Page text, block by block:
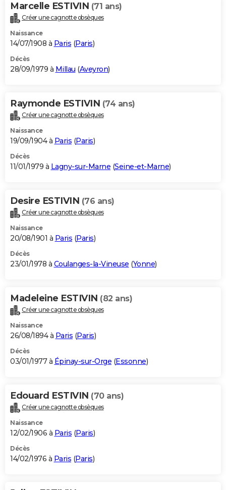
Marcelle ESTIVIN (71 ans)
Créer une cagnotte obsèques
Naissance
14/07/1908 à Paris (Paris)
Décès
28/09/1979 à Millau (Aveyron)
Raymonde ESTIVIN (74 ans)
Créer une cagnotte obsèques
Naissance
19/09/1904 à Paris (Paris)
Décès
11/01/1979 à Lagny-sur-Marne (Seine-et-Marne)
Desire ESTIVIN (76 ans)
Créer une cagnotte obsèques
Naissance
20/08/1901 à Paris (Paris)
Décès
23/01/1978 à Coulanges-la-Vineuse (Yonne)
Madeleine ESTIVIN (82 ans)
Créer une cagnotte obsèques
Naissance
26/08/1894 à Paris (Paris)
Décès
03/01/1977 à Épinay-sur-Orge (Essonne)
Edouard ESTIVIN (70 ans)
Créer une cagnotte obsèques
Naissance
12/02/1906 à Paris (Paris)
Décès
14/02/1976 à Paris (Paris)